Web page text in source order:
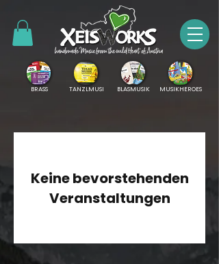
BRASS TANZLMUSI BLASMUSIK MUSIKHEROES
Keine bevorstehenden
Veranstaltungen